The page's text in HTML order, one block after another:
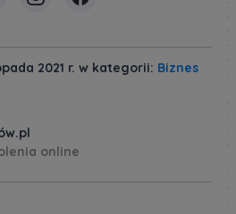
2021 r. w kategorii: Biznes
online